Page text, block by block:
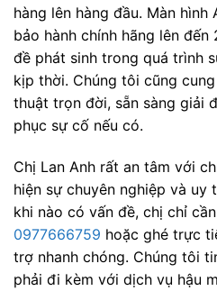
hàng lên hàng đầu. Màn
bảo hành chính hãng lên
đề phát sinh trong quá trình
kịp thời. Chúng tôi cũng
thuật trọn đời, sẵn sàng giải
phục sự cố nếu có.
Chị Lan Anh rất an tâm với
hiện sự chuyên nghiệp và uy
khi nào có vấn đề, chị chỉ
0977666759 hoặc ghé trực
trợ nhanh chóng. Chúng tôi
phải đi kèm với dịch vụ hậu